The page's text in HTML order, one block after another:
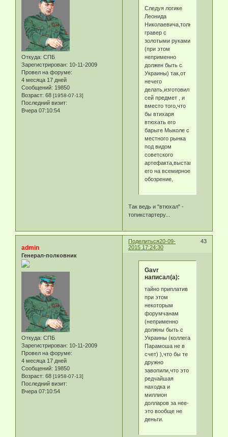
Откуда: СПБ
Зарегистрирован: 10-11-2009
Провел на форуме:
4 месяца 17 дней
Сообщений: 19850
Возраст: 68 [1958-07-13]
Последний визит:
Вчера 07:10:54
Следуя логике
Леонида
Николаевича,толковый
гравер с
золотыми руками
(при этом
неприменно
должен быть с
Украины) так,от
нечего
делать,изготовил
сей предмет , и
вместо того,что
бы втихаря
втюхать его
барыге Мыколе с
местного рынка
под видом
советского
артефакта,выставил
его на всемирное
обозрение,
Так ведь и "втюхал" -
топикстартеру...
Поделиться 43
20-09-
2015 17:24:30
admin
Генерал-полковник
Откуда: СПБ
Зарегистрирован: 10-11-2009
Провел на форуме:
4 месяца 17 дней
Сообщений: 19850
Возраст: 68 [1958-07-13]
Последний визит:
Вчера 07:10:54
Gavr
написал(а):
тайно приплатив
при этом
некоторым
форумчанам
(неприменно
должны быть с
Украины (коллега
Парамоша не в
счет) ),что бы те
дружно
завопили,что это
редчайшая
находка и
миллион
долларов за нее-
это вообще не
деньги.